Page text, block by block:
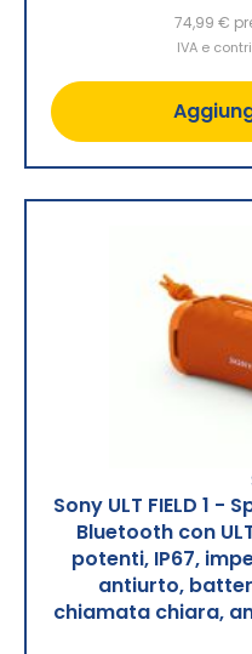
74,99 €
IVA e
Sony ULT FIELD 1
Bluetooth con
potenti, IP67,
antiurto,
chiamata chiara,